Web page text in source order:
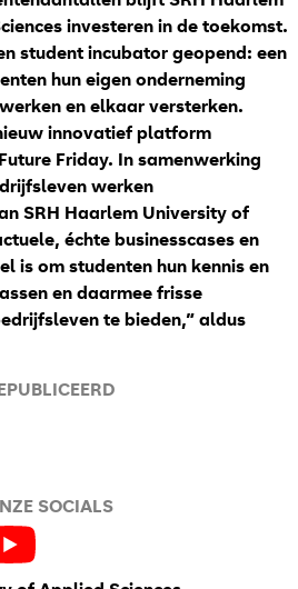
investeren in de toekomst.
student incubator geopend: een
hun eigen onderneming
en elkaar versterken.
innovatief platform
Friday. In samenwerking
werken
SRH Haarlem University of
échte businesscases en
is om studenten hun kennis en
en daarmee frisse
te bieden,” aldus
SOCIALS